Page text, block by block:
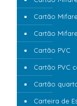
Cartão
Cartão
Cartão PVC
Cartão PVC
Cartão
Carteira de